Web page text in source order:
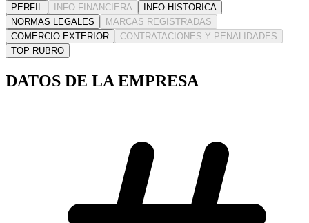
PERFIL INFO FINANCIERA
INFO HISTORICA
NORMAS LEGALES
MARCAS REGISTRADAS
COMERCIO EXTERIOR
CONTRATACIONES Y PENALIDADES
TOP RUBRO
DATOS DE LA EMPRESA